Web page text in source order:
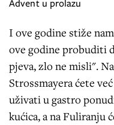
Advent u prolazu
I ove godine stiže nam
ove godine probuditi
pjeva, zlo ne misli".
Strossmayera ćete
uživati u gastro
kućica, a na Fuliranju